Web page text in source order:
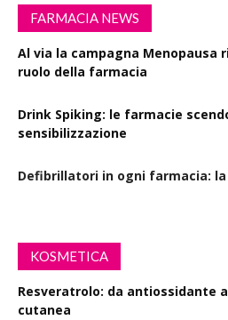
FARMACIA NEWS
Al via la campagna Menopausa
ruolo della farmacia
Drink Spiking: le farmacie
sensibilizzazione
Defibrillatori in ogni farmacia:
KOSMETICA
Resveratrolo: da antiossidante
cutanea